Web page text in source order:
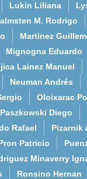
Lukin Liliana
M. Rodrigo
Martinez
Mignogna Eduardo
Lainez Manuel
Neuman Andrés
Oloixarac
Paszkowski Diego
Rafael
Pizarnik
Patricio
Minaverry
Ronsino Hernan